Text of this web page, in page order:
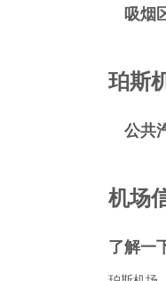
吸烟
珀斯
公共
机场
了解一